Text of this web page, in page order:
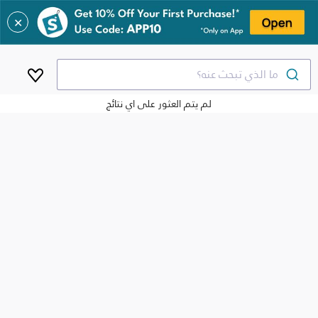
✕
ما الذي تبحث عنه؟
لم يتم العثور على اي نتائج